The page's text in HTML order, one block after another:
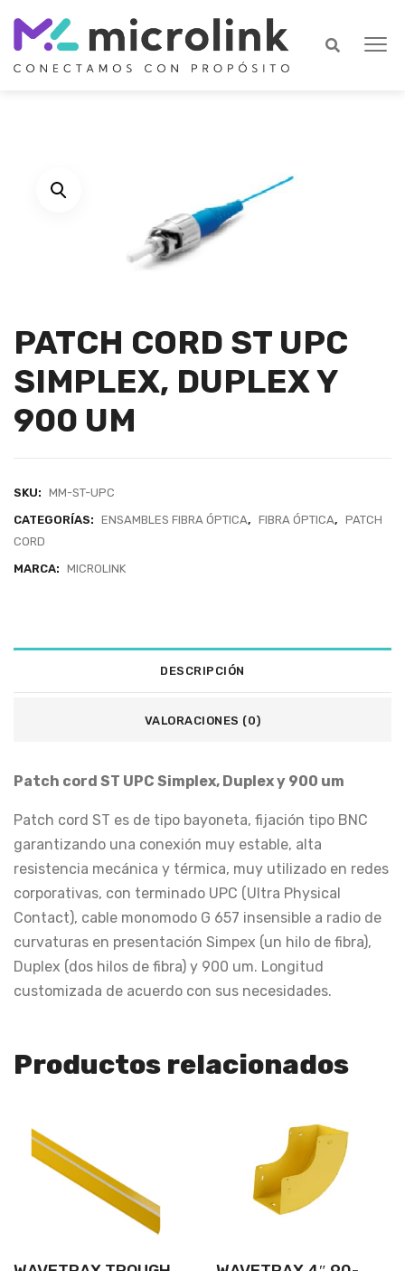
PATCH CORD ST UPC
SIMPLEX, DUPLEX Y
900 UM
SKU: MM-ST-UPC
CATEGORÍAS: ENSAMBLES FIBRA ÓPTICA, FIBRA ÓPTICA, PATCH
CORD
MARCA: MICROLINK
DESCRIPCIÓN
VALORACIONES (0)
Patch cord ST UPC Simplex, Duplex y 900 um
Patch cord ST es de tipo bayoneta, fijación tipo BNC
garantizando una conexión muy estable, alta
resistencia mecánica y térmica, muy utilizado en redes
corporativas, con terminado UPC (Ultra Physical
Contact), cable monomodo G 657 insensible a radio de
curvaturas en presentación Simpex (un hilo de fibra),
Duplex (dos hilos de fibra) y 900 um. Longitud
customizada de acuerdo con sus necesidades.
Productos relacionados